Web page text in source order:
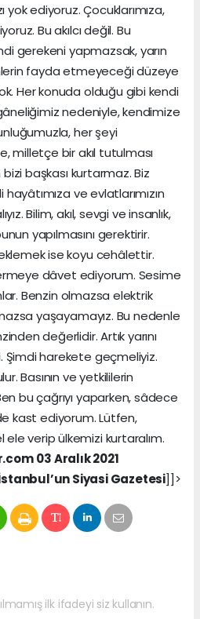
yok ediyoruz. Çocuklarımıza,
Bu akılcı değil. Bu
gerekeni yapmazsak, yarın
fayda etmeyeceği düzeye
Her konuda olduğu gibi kendi
nedeniyle, kendimize
her şeyi
milletçe bir akıl tutulması
başkası kurtarmaz. Biz
ve evlatlarımızın
Bilim, akıl, sevgi ve insanlık,
yapılmasını gerektirir.
ise koyu cehâlettir.
dâvet ediyorum. Sesime
Benzin olmazsa elektrik
yaşayamayız. Bu nedenle
değerlidir. Artık yarını
Şimdi harekete geçmeliyiz.
Basının ve yetkililerin
bu çağrıyı yaparken, sâdece
kast ediyorum. Lütfen,
verip ülkemizi kurtaralım.
03 Aralık 2021
Siyasi Gazetesi]]>
ilk ifadeyi siz kullanın.